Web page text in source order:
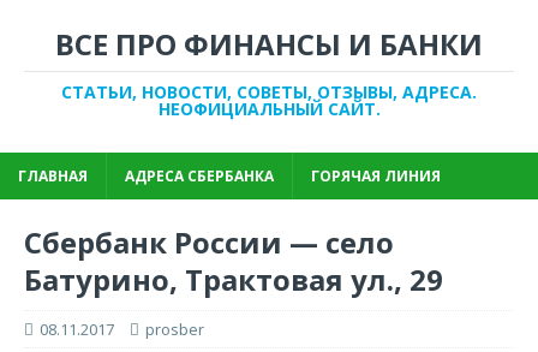
ВСЕ ПРО ФИНАНСЫ И БАНКИ
СТАТЬИ, НОВОСТИ, СОВЕТЫ, ОТЗЫВЫ, АДРЕСА.
НЕОФИЦИАЛЬНЫЙ САЙТ.
ГЛАВНАЯ АДРЕСА СБЕРБАНКА ГОРЯЧАЯ ЛИНИЯ
Сбербанк России — село
Батурино, Трактовая ул., 29
08.11.2017 prosber